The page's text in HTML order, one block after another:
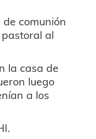
comunión
al
la casa de
luego
a los